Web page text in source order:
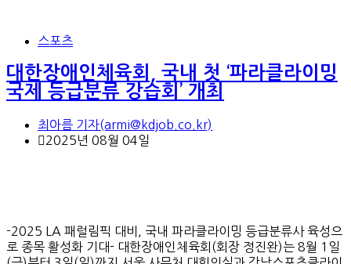
스포츠
대한장애인체육회, 국내 첫 ‘파라클라이밍
국제 등급분류 강습회’ 개최
최아름 기자(armi@kdjob.co.kr)
2025년 08월 04일
-2025 LA 패럴림픽 대비, 국내 파라클라이밍 등급분류사 육성으
로 종목 활성화 기대- 대한장애인체육회(회장 정진완)는 8월 1일